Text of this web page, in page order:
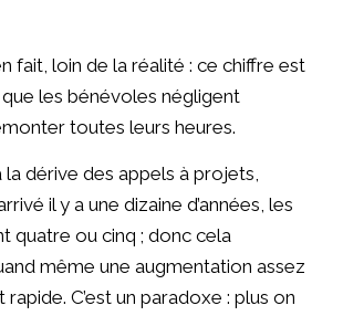
fait, loin de la réalité : ce chiffre est
les bénévoles négligent
toutes leurs heures.
la dérive des appels à projets,
il y a une dizaine d’années, les
quatre ou cinq ; donc cela
même une augmentation assez
C’est un paradoxe : plus on